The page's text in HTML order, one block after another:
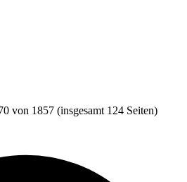
von 1857 (insgesamt 124 Seiten)